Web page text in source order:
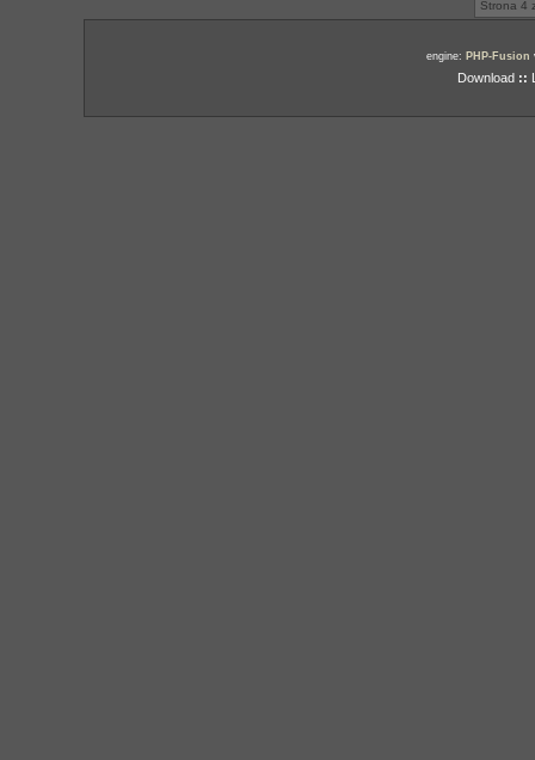
Strona 4
engine: PHP-Fusion
Download ::